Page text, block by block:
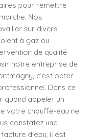
pour remettre
Nos
sur divers
à gaz ou
de qualité
notre entreprise de
c'est opter
Dans ce
quand appeler un
votre chauffe-eau ne
constatez une
d'eau, il est